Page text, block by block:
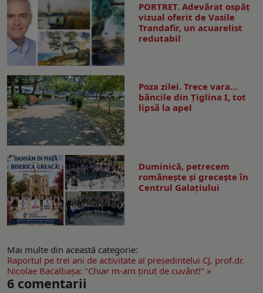
PORTRET. Adevărat ospăț
vizual oferit de Vasile
Trandafir, un acuarelist
redutabil
Poza zilei. Trece vara…
băncile din Ţiglina I, tot
lipsă la apel
Duminică, petrecem
româneşte şi greceşte în
Centrul Galaţiului
Mai multe din această categorie:
Raportul pe trei ani de activitate al preşedintelui CJ, prof.dr.
Nicolae Bacalbaşa: "Chiar m-am ţinut de cuvânt!" »
6 comentarii